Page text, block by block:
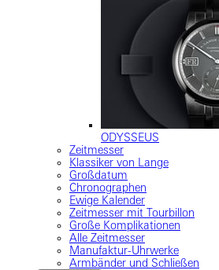
ODYSSEUS
Zeitmesser
Klassiker von Lange
Großdatum
Chronographen
Ewige Kalender
Zeitmesser mit Tourbillon
Große Komplikationen
Alle Zeitmesser
Manufaktur-Uhrwerke
Armbänder und Schließen